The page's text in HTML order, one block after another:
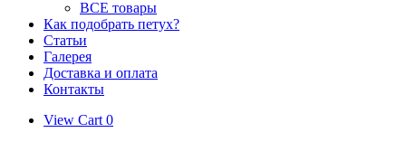
ВСЕ товары
Как подобрать петух?
Статьи
Галерея
Доставка и оплата
Контакты
View
View Cart 0